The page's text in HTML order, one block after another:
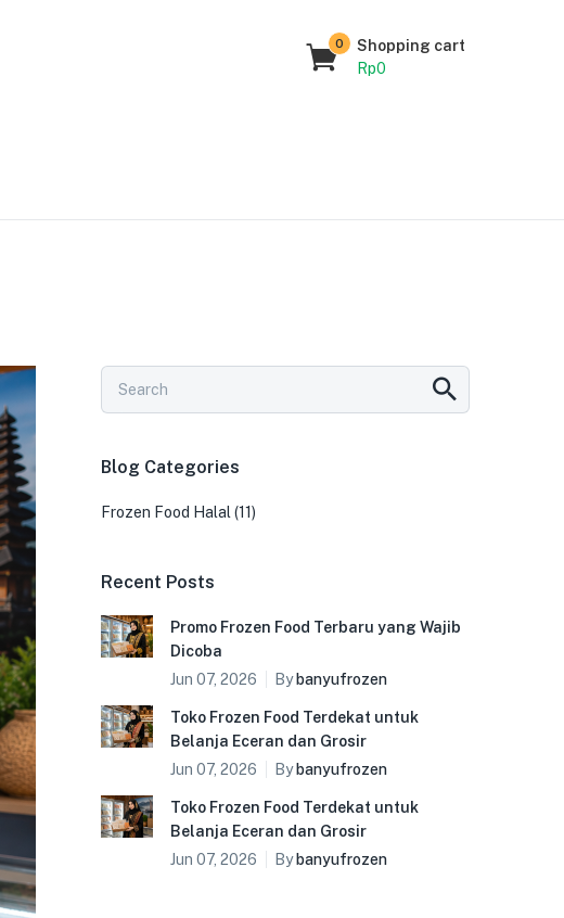
Shopping cart
0
Rp0
Blog Categories
Frozen Food Halal(11)
Recent Posts
Promo Frozen Food Terbaru yang Wajib
Dicoba
Jun 07, 2026
Bybanyufrozen
Toko Frozen Food Terdekat untuk
Belanja Eceran dan Grosir
Jun 07, 2026
Bybanyufrozen
Toko Frozen Food Terdekat untuk
Belanja Eceran dan Grosir
Jun 07, 2026
Bybanyufrozen